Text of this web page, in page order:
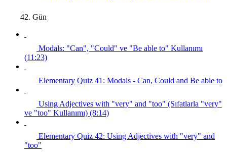
42. Gün
Modals: "Can", "Could" ve "Be able to" Kullanımı
(11:23)
Elementary Quiz 41: Modals - Can, Could and Be able to
Using Adjectives with "very" and "too" (Sıfatlarla "very"
ve "too" Kullanımı) (8:14)
Elementary Quiz 42: Using Adjectives with "very" and
"too"